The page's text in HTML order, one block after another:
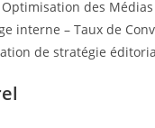
des
interne – Taux de
de stratégie